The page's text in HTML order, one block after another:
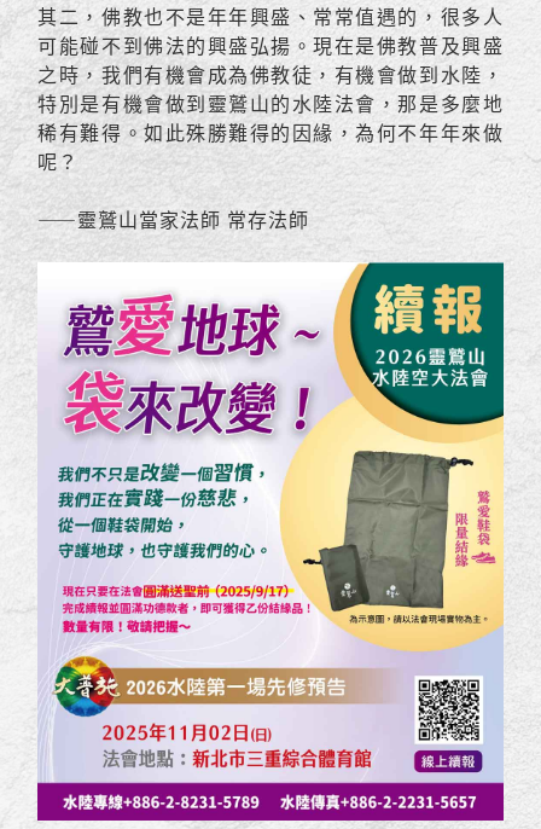
其二，佛教也不是年年興盛、常常值遇的，很多人
可能碰不到佛法的興盛弘揚。現在是佛教普及興盛
之時，我們有機會成為佛教徒，有機會做到水陸，
特別是有機會做到靈鷲山的水陸法會，那是多麼地
稀有難得。如此殊勝難得的因緣，為何不年年來做
呢？
——靈鷲山當家法師 常存法師